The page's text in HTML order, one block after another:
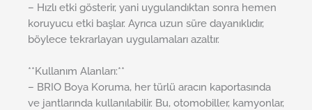
– Hızlı etki gösterir, yani uygulandıktan sonra hemen
koruyucu etki başlar. Ayrıca uzun süre dayanıklıdır,
böylece tekrarlayan uygulamaları azaltır.
**Kullanım Alanları:**
– BRIO Boya Koruma, her türlü aracın kaportasında
ve jantlarında kullanılabilir. Bu, otomobiller, kamyonlar,